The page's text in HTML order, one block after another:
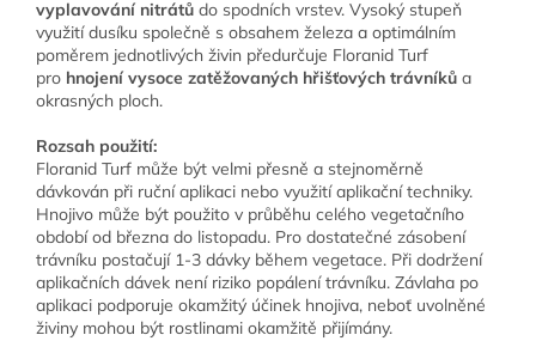
vyplavování nitrátů do spodních vrstev. Vysoký stupeň
využití dusíku společně s obsahem železa a optimálním
poměrem jednotlivých živin předurčuje Floranid Turf
pro hnojení vysoce zatěžovaných hřišťových trávníků a
okrasných ploch.
Rozsah použití:
Floranid Turf může být velmi přesně a stejnoměrně
dávkován při ruční aplikaci nebo využití aplikační techniky.
Hnojivo může být použito v průběhu celého vegetačního
období od března do listopadu. Pro dostatečné zásobení
trávníku postačují 1-3 dávky během vegetace. Při dodržení
aplikačních dávek není riziko popálení trávníku. Závlaha po
aplikaci podporuje okamžitý účinek hnojiva, neboť uvolněné
živiny mohou být rostlinami okamžitě přijímány.